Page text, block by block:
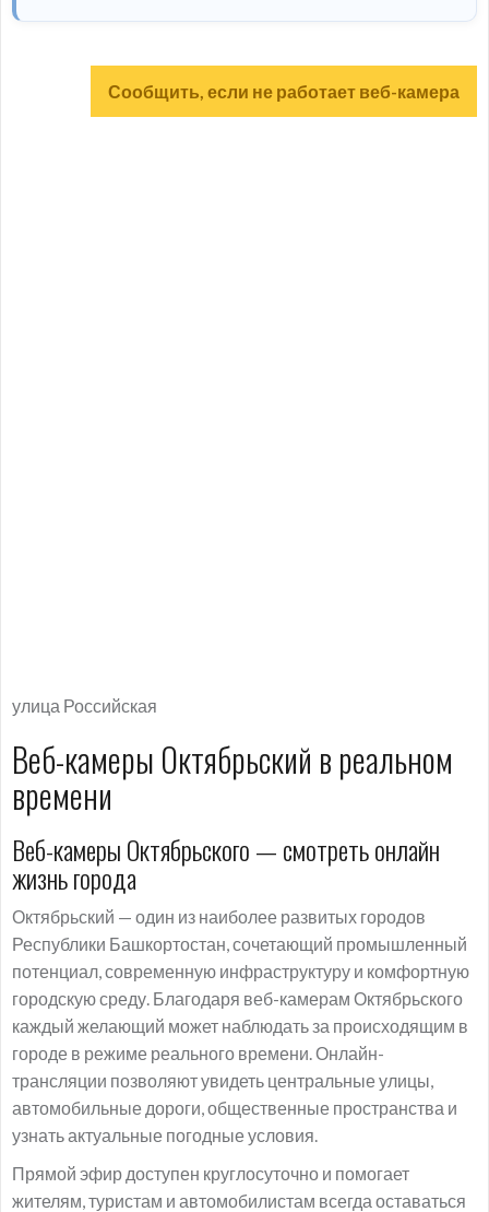
Сообщить, если не работает веб-камера
улица Российская
Веб-камеры Октябрьский в реальном
времени
Веб-камеры Октябрьского — смотреть онлайн
жизнь города
Октябрьский — один из наиболее развитых городов
Республики Башкортостан, сочетающий промышленный
потенциал, современную инфраструктуру и комфортную
городскую среду. Благодаря веб-камерам Октябрьского
каждый желающий может наблюдать за происходящим в
городе в режиме реального времени. Онлайн-
трансляции позволяют увидеть центральные улицы,
автомобильные дороги, общественные пространства и
узнать актуальные погодные условия.
Прямой эфир доступен круглосуточно и помогает
жителям, туристам и автомобилистам всегда оставаться